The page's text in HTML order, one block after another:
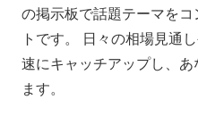
の掲示板で話題テーマを
トです。 日々の相場見通
速にキャッチアップし、
ます。